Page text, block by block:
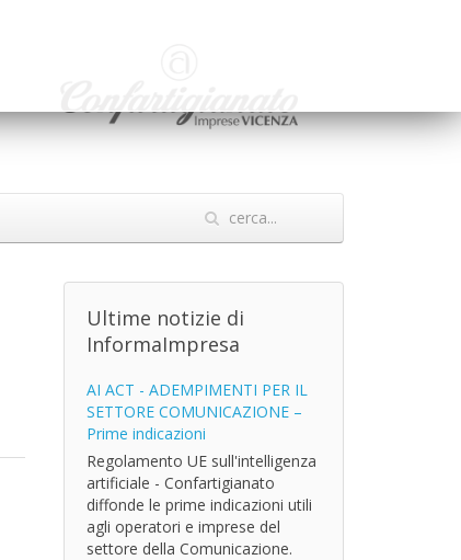
Ultime notizie di
InformaImpresa
AI ACT - ADEMPIMENTI PER IL
SETTORE COMUNICAZIONE –
Prime indicazioni
Regolamento UE sull'intelligenza
artificiale - Confartigianato
diffonde le prime indicazioni utili
agli operatori e imprese del
settore della Comunicazione.